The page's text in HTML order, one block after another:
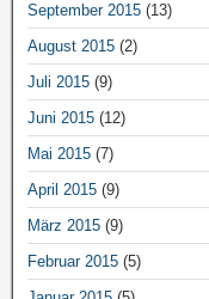
September 2015 (13)
August 2015 (2)
Juli 2015 (9)
Juni 2015 (12)
Mai 2015 (7)
April 2015 (9)
März 2015 (9)
Februar 2015 (5)